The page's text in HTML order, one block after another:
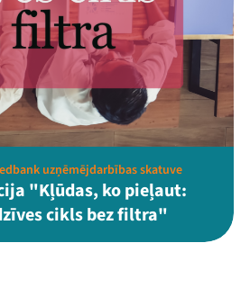
uzņēmējdarbības skatuve
"Kļūdas, ko pieļaut:
cikls bez filtra"